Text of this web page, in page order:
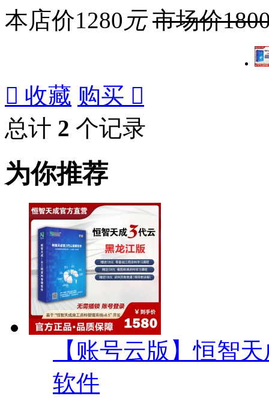
本店价1280 元 市场价
 收藏 购买 
总计 2 个记录
为你推荐
【账号云版】恒智
软件